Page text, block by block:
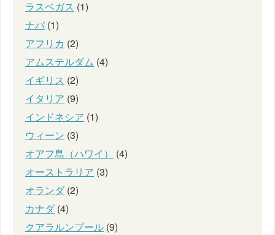
ラスベガス (1)
ナパ (1)
アフリカ (2)
アムステルダム (4)
イギリス (2)
イタリア (9)
インドネシア (1)
ウィーン (3)
オアフ島（ハワイ）
(4)
オーストラリア (3)
オランダ(2)
カナダ(4)
クアラルンプール (9)